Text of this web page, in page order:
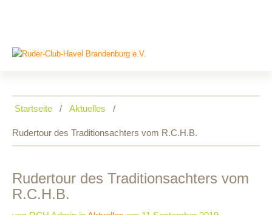
Startseite Aktuelles
Rudertour des Traditionsachters vom R.C.H.B.
Rudertour des Traditionsachters vom
R.C.H.B.